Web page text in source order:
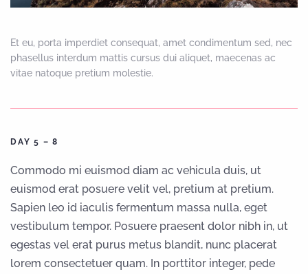
Et eu, porta imperdiet consequat, amet condimentum sed, nec
phasellus interdum mattis cursus dui aliquet, maecenas ac
vitae natoque pretium molestie.
DAY 5 – 8
Commodo mi euismod diam ac vehicula duis, ut
euismod erat posuere velit vel, pretium at pretium.
Sapien leo id iaculis fermentum massa nulla, eget
vestibulum tempor. Posuere praesent dolor nibh in, ut
egestas vel erat purus metus blandit, nunc placerat
lorem consectetuer quam. In porttitor integer, pede